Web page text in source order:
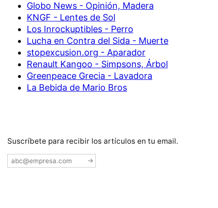
Globo News - Opinión, Madera
KNGF - Lentes de Sol
Los Inrockuptibles - Perro
Lucha en Contra del Sida - Muerte
stopexcusion.org - Aparador
Renault Kangoo - Simpsons, Árbol
Greenpeace Grecia - Lavadora
La Bebida de Mario Bros
Suscríbete para recibir los artículos en tu email.